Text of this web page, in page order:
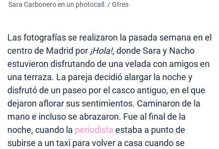
Sara Carbonero en un photocall. / Gtres
Las fotografías se realizaron la pasada semana en el
centro de Madrid por ¡Hola!, donde Sara y Nacho
estuvieron disfrutando de una velada con amigos en
una terraza. La pareja decidió alargar la noche y
disfrutó de un paseo por el casco antiguo, en el que
dejaron aflorar sus sentimientos. Caminaron de la
mano e incluso se abrazaron. Fue al final de la
noche, cuando la periodista estaba a punto de
subirse a un taxi para volver a casa cuando se